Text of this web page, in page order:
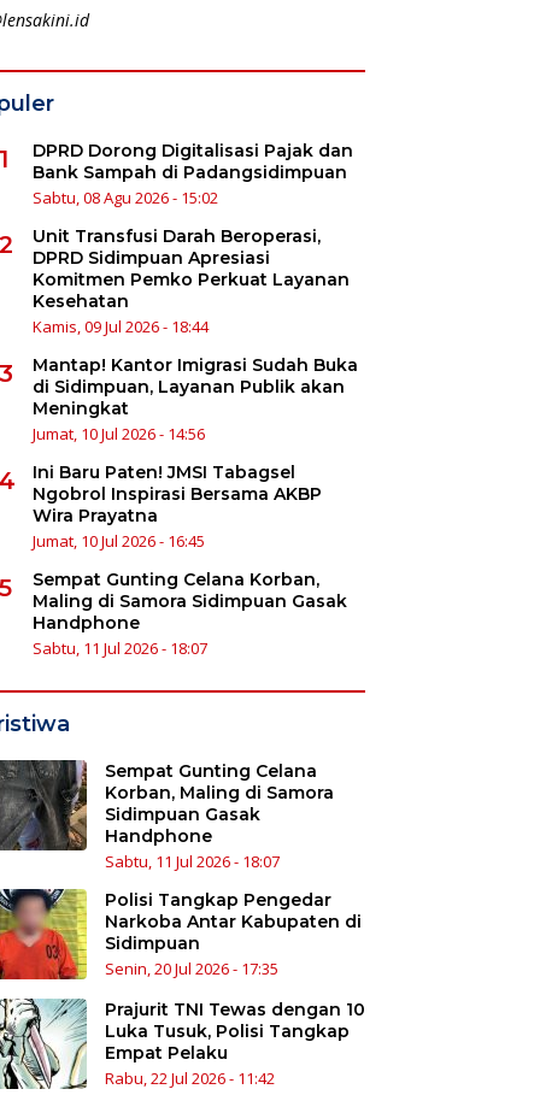
DPRD Dorong Digitalisasi Pajak dan
Bank Sampah di Padangsidimpuan
Sabtu, 08 Agu 2026 - 15:02
Unit Transfusi Darah Beroperasi,
DPRD Sidimpuan Apresiasi
Komitmen Pemko Perkuat Layanan
Kesehatan
Kamis, 09 Jul 2026 - 18:44
Mantap! Kantor Imigrasi Sudah Buka
di Sidimpuan, Layanan Publik akan
Meningkat
Jumat, 10 Jul 2026 - 14:56
Ini Baru Paten! JMSI Tabagsel
Ngobrol Inspirasi Bersama AKBP
Wira Prayatna
Jumat, 10 Jul 2026 - 16:45
Sempat Gunting Celana Korban,
Maling di Samora Sidimpuan Gasak
Handphone
Sabtu, 11 Jul 2026 - 18:07
Sempat Gunting Celana
Korban, Maling di Samora
Sidimpuan Gasak
Handphone
Sabtu, 11 Jul 2026 - 18:07
Polisi Tangkap Pengedar
Narkoba Antar Kabupaten di
Sidimpuan
Senin, 20 Jul 2026 - 17:35
Prajurit TNI Tewas dengan 10
Luka Tusuk, Polisi Tangkap
Empat Pelaku
Rabu, 22 Jul 2026 - 11:42